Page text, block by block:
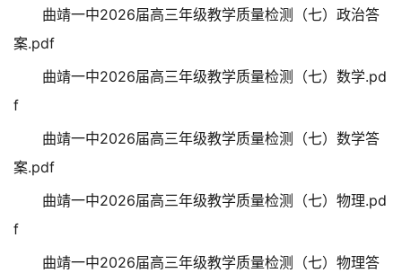
曲靖一中2026届高三年级教学质量检测（七）政治答
案.pdf
曲靖一中2026届高三年级教学质量检测（七）数学.pd
f
曲靖一中2026届高三年级教学质量检测（七）数学答
案.pdf
曲靖一中2026届高三年级教学质量检测（七）物理.pd
f
曲靖一中2026届高三年级教学质量检测（七）物理答